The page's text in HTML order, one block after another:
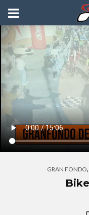
GRAN FONDO,